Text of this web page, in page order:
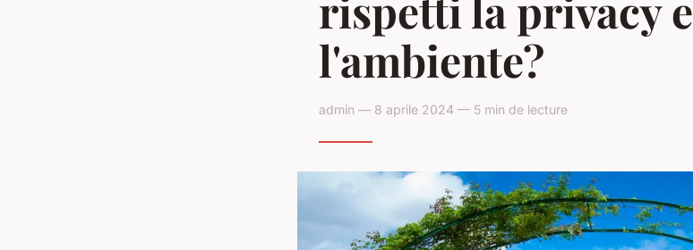
l'ambiente?
admin — 8 aprile 2024 — 5 min de lecture